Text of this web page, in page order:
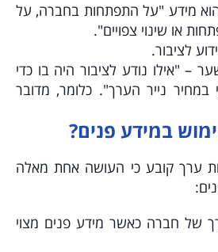
מידע "על התפתחות בחברה, על
או שינוי צפויים".
לציבור.
– "אילו נודע לציבור היה בו כדי
במחיר נייר הערך". כלומר, מדובר
במידע פנים?
ניירות ערך קובע כי העושה אחת מאלה
של חברה כאשר מידע פנים מצוי